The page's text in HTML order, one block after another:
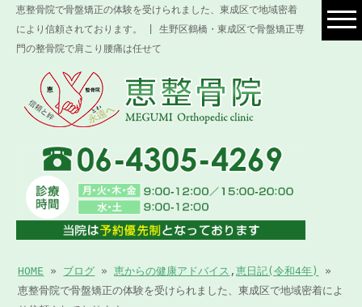
恵整骨院で骨盤矯正の体験を受けられました、東成区で地域密着
により信頼されております。 | 生野区鶴橋・東成区で骨盤矯正専
門の整骨院で肩こり腰痛は任せて
HOME » ブログ »恵からの健康アドバイス ,恵日記(令和4年)
»
恵整骨院で骨盤矯正の体験を受けられました、東成区で地域密着によ